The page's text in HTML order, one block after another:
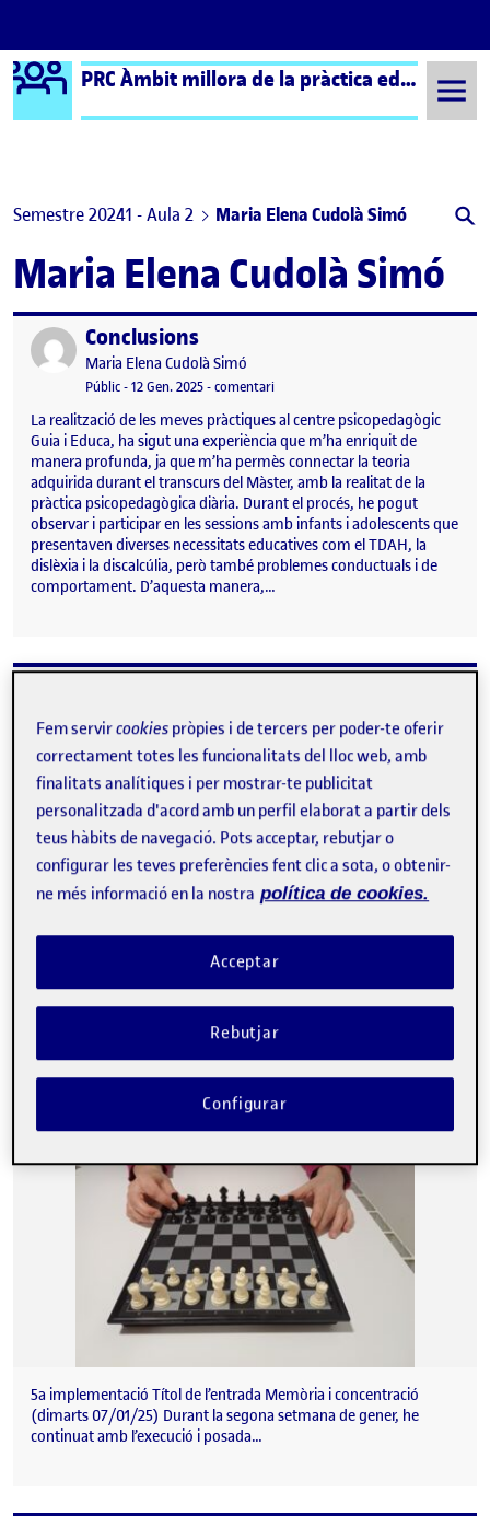
Saltar al contingut
Logo Ágora PRC Àmbit millora de la pràctica educativa (formal) – Aula 2
Semestre 20241 - Aula 2 Maria Elena Cudolà Simó
Maria Elena Cudolà Simó
Publicat perConclusions
Publicat per
Maria Elena Cudolà Simó
Visibilitat:
Públic-Data de publicació
12 Gen. 2025-comentariel Conclusions
La realització de les meves pràctiques al centre psicopedagògic
Guia i Educa, ha sigut una experiència que m’ha enriquit de
manera profunda, ja que m’ha permès connectar la teoria
adquirida durant el transcurs del Màster, amb la realitat de la
pràctica psicopedagògica diària. Durant el procés, he pogut
observar i participar en les sessions amb infants i adolescents que
presentaven diverses necessitats educatives com el TDAH, la
dislèxia i la discalcúlia, però també problemes conductuals i de
comportament. D’aquesta manera,…
Visibilitat:
Públic-Data de publicació
9 Gen. 202511 gener, 2025 6:24 pm
-comentariel Sisena sessió: Avaluació de la
Sisena sessió del Repte 4. Durant l’última sessió d’aquesta
intervenció s’han aplicat els instruments d’avaluació que havia
detallat en el repte anterior. Cal recordar que l’avaluació connecta
el nombre d’usuaris que han participat en les sessions i la durada
de la sessió, entre d’altres amb l’augment de la motivació per
participar en les activitats i si han millorat la satisfacció dels
usuaris, després d’aplicar la gamificació. De totes maneres, no
acadèmiques dels…
Cinquena sessió de la intervenció
Publicat per
Maria Elena Cudolà Simó
5a implementació Títol de l’entrada Memòria i concentració
(dimarts 07/01/25) Durant la segona setmana de gener, he
continuat amb l’execució i posada…
Fem servircookies pròpies i de tercers per poder-te oferir
correctament totes les funcionalitats del lloc web, amb
finalitats analítiques i per mostrar-te publicitat
personalitzada d'acord amb un perfil elaborat a partir dels
teus hàbits de navegació. Pots acceptar, rebutjar o
configurar les teves preferències fent clic a sota, o obtenir-
ne més informació en la nostra política de cookies.
Rebutjar
Acceptar
Configurar